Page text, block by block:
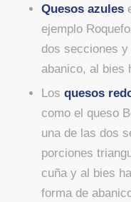
Quesos azules
ejemplo
dos secciones
abanico, al bies
Los quesos
como el queso
una de las dos
porciones
cuña y al bies
forma de